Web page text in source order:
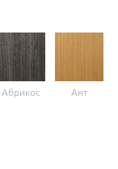
Абрикос Ант